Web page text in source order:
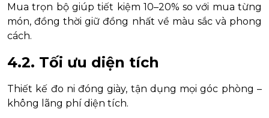
Mua trọn bộ giúp tiết kiệm 10–20% so với mua từng
món, đồng thời giữ đồng nhất về màu sắc và phong
cách.
4.2. Tối ưu diện tích
Thiết kế đo ni đóng giày, tận dụng mọi góc phòng –
không lãng phí diện tích.